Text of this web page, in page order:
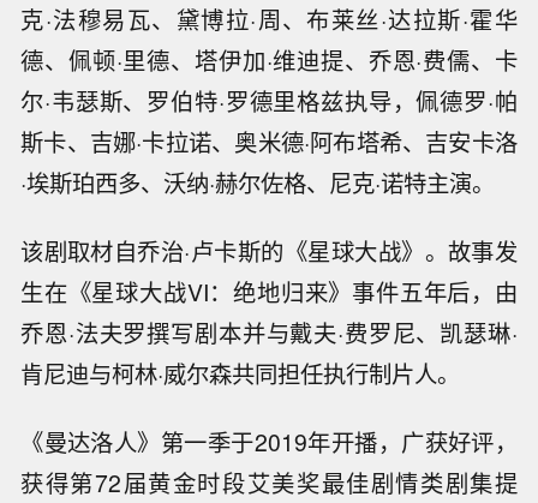
克·法穆易瓦、黛博拉·周、布莱丝·达拉斯·霍华
德、佩顿·里德、塔伊加·维迪提、乔恩·费儒、卡
尔·韦瑟斯、罗伯特·罗德里格兹执导，佩德罗·帕
斯卡、吉娜·卡拉诺、奥米德·阿布塔希、吉安卡洛
·埃斯珀西多、沃纳·赫尔佐格、尼克·诺特主演。
该剧取材自乔治·卢卡斯的《星球大战》。故事发
生在《星球大战VI：绝地归来》事件五年后，由
乔恩·法夫罗撰写剧本并与戴夫·费罗尼、凯瑟琳·
肯尼迪与柯林·威尔森共同担任执行制片人。
《曼达洛人》第一季于2019年开播，广获好评，
获得第72届黄金时段艾美奖最佳剧情类剧集提